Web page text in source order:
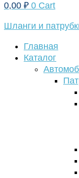
0,00 ₽ 0 Cart
Шланги и
Главная
Каталог